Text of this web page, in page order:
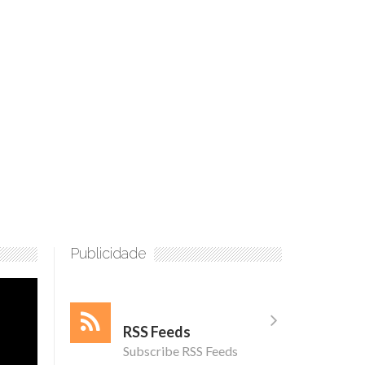
Publicidade
RSS Feeds
Subscribe RSS Feeds